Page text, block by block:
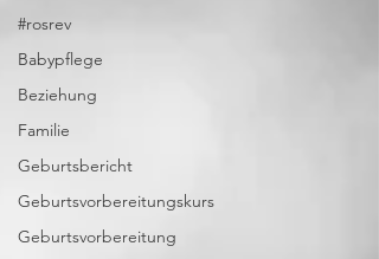
#rosrev
Babypflege
Beziehung
Familie
Geburtsbericht
Geburtsvorbereitungskurs
Geburtsvorbereitung